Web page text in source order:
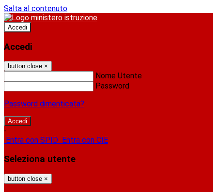
Salta al contenuto
Accedi
Accedi
button close ×
Nome Utente
Password
Password dimenticata?
-
Entra con SPID Entra con CIE
Seleziona utente
button close ×